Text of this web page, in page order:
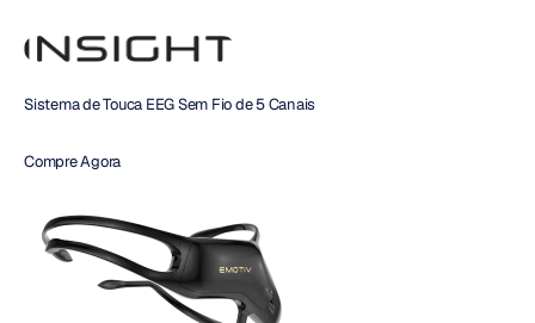
Sistema de Touca EEG Sem Fio de 5 Canais
Compre Agora